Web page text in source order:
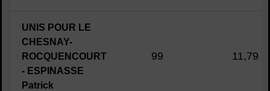
UNIS POUR LE
CHESNAY-
ROCQUENCOURT
- ESPINASSE
Patrick
99 11,79